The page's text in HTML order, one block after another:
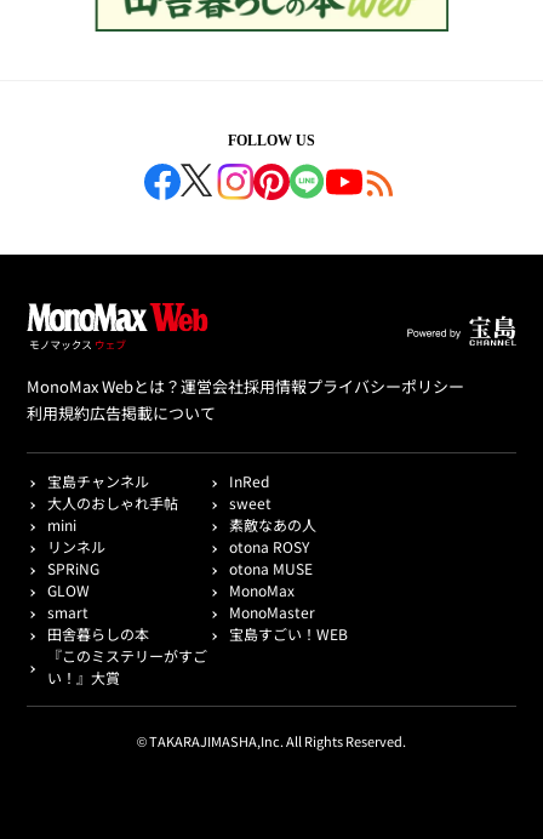
FOLLOW US
MonoMax Webとは？運営会社採用情報プライバシーポリシー
利用規約広告掲載について
宝島チャンネル
InRed
大人のおしゃれ手帖
sweet
mini
素敵なあの人
リンネル
otona ROSY
SPRiNG
otona MUSE
GLOW
MonoMax
smart
MonoMaster
田舎暮らしの本
宝島すごい！WEB
『このミステリーがすご
い！』大賞
© TAKARAJIMASHA,Inc. All Rights Reserved.